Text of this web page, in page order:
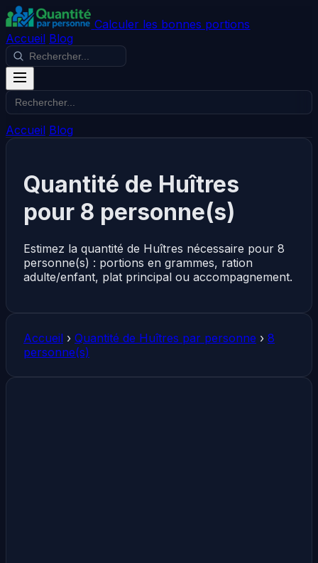
Calculer les bonnes portions
Accueil Blog
Accueil Blog
Quantité de Huîtres
pour 8 personne(s)
Estimez la quantité de Huîtres nécessaire pour 8
personne(s) : portions en grammes, ration
adulte/enfant, plat principal ou accompagnement.
Accueil › Quantité de Huîtres par personne › 8
personne(s)